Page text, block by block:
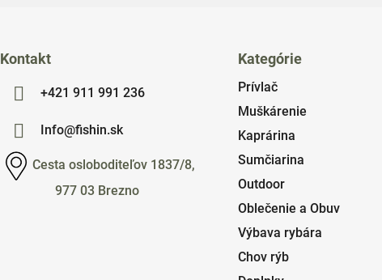
Kontakt
+421 911 991 236
Info@fishin.sk
Cesta osloboditeľov 1837/8,
977 03 Brezno
Kategórie
Prívlač
Muškárenie
Kaprárina
Sumčiarina
Outdoor
Oblečenie a Obuv
Výbava rybára
Chov rýb